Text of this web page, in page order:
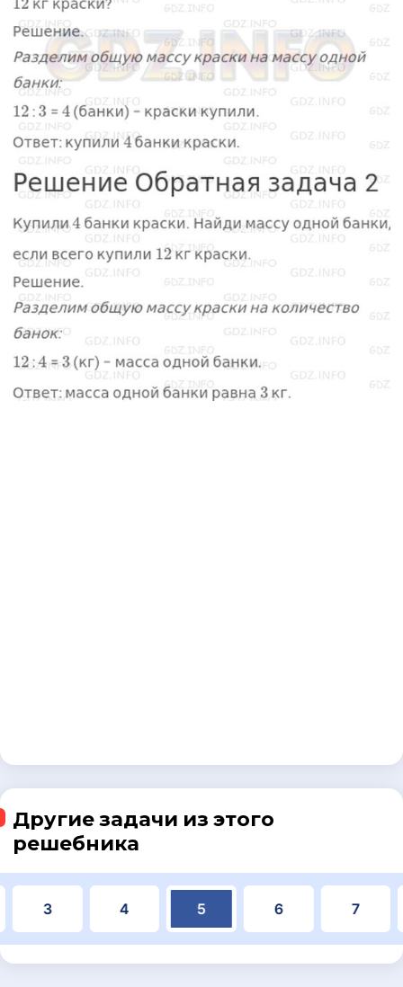
Другие задачи из этого
решебника
3 4 5 6 7